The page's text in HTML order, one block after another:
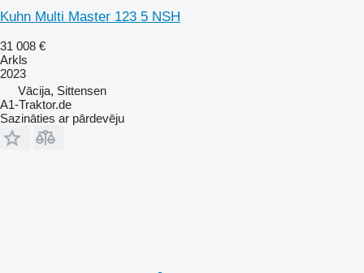
Kuhn Multi Master 123 5 NSH
31 008 €
Arkls
2023
Vācija, Sittensen
A1-Traktor.de
Sazināties ar pārdevēju